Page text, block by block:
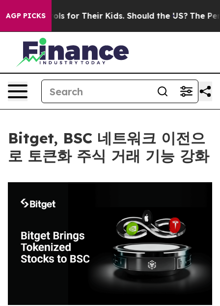
AGP PICKSfor Their Kids. Should the US? The
Bitget, BSC 네트워크 이전으
로 토큰화 주식 거래 기능 강화